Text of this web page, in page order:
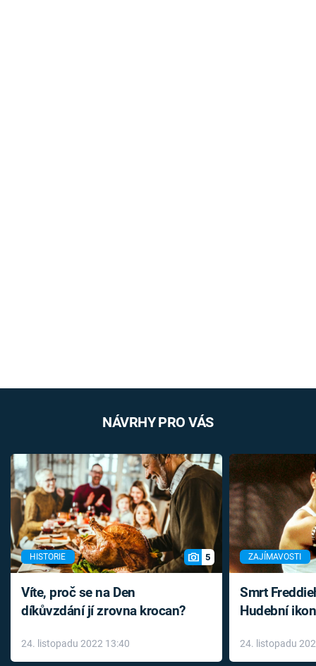
NÁVRHY PRO VÁS
HISTORIE 5
Víte, proč se na Den
díkůvzdání jí zrovna krocan?
24. listopadu 2022 13:40
ZAJÍMAVOSTI
Smrt
Hudební
léky
24. listopadu